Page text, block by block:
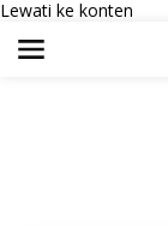
Lewati ke konten